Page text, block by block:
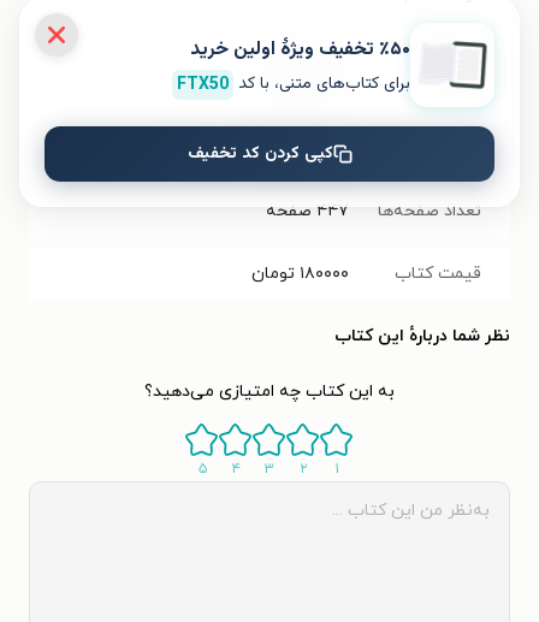
کتاب
۸.۱۲ مگابایت
۹۷۸۶۲۲۸۱۱۷۶۹۰
تعداد صفحه‌ها ۴۴۷ صفحه
قیمت کتاب ۱۸۰۰۰۰ تومان
نظر شما دربارهٔ این کتاب
به این کتاب چه امتیازی می‌دهید؟
۱ ۲ ۳ ۴ ۵
٪۵۰ تخفیف ویژۀ اولین خرید
برای کتاب‌های متنی، با کد FTX50
کپی کردن کد تخفیف